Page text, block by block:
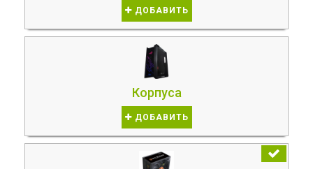
ДОБАВИТЬ
Корпуса
ДОБАВИТЬ